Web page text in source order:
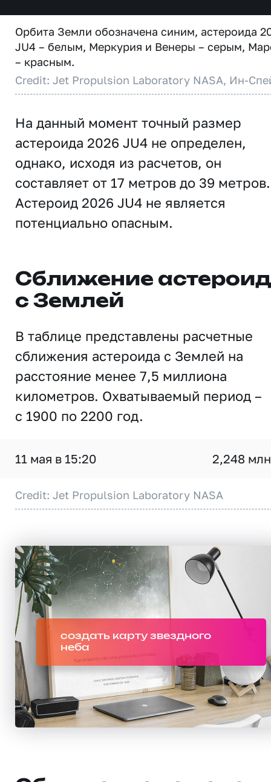
Орбита Земли обозначена синим, астероида
JU4 – белым, Меркурия и Венеры – серым,
– красным.
Credit: Jet Propulsion Laboratory NASA, Ин-
На данный момент точный размер
астероида 2026 JU4 не определен,
однако, исходя из расчетов, он
составляет от 17 метров до 39 метров.
Астероид 2026 JU4 не является
потенциально опасным.
Сближение
с Землей
В таблице представлены расчетные
сближения астероида с Землей на
расстояние менее 7,5 миллиона
километров. Охватываемый период –
с 1900 по 2200 год.
11 мая в 15:20 2,248
Credit: Jet Propulsion Laboratory NASA
создать карту звездного
неба